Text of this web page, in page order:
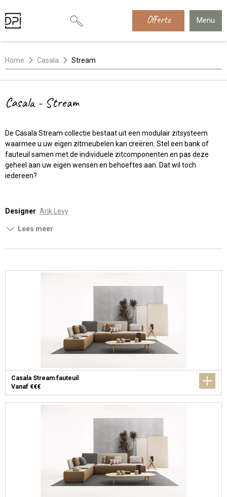
Offerte Menu
Home Casala Stream
Casala - Stream
De Casala Stream collectie bestaat uit een modulair zitsysteem
waarmee u uw eigen zitmeubelen kan creëren. Stel een bank of
fauteuil samen met de individuele zitcomponenten en pas deze
geheel aan uw eigen wensen en behoeftes aan. Dat wil toch
iedereen?
Designer Arik Levy
Lees meer
Casala Stream fauteuil
Vanaf €€€